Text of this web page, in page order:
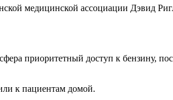
медицинской ассоциации Дэвид
приоритетный доступ к бензину,
к пациентам домой.